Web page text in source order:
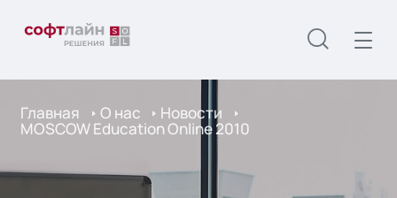
Главная О нас Новости
MOSCOW Education Online 2010